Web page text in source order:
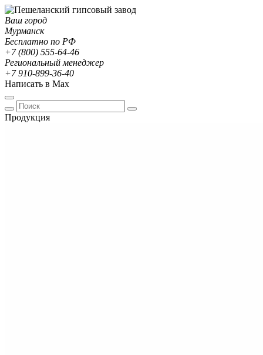
Ваш город
Мурманск
Бесплатно по РФ
+7 (800) 555-64-46
Региональный менеджер
+7 910-899-36-40
Написать в Max
Продукция